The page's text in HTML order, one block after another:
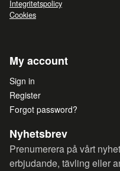
Integritetspolicy
Cookies
My account
Sign in
Register
Forgot password?
Nyhetsbrev
Prenumerera på vårt
erbjudande, tävling eller